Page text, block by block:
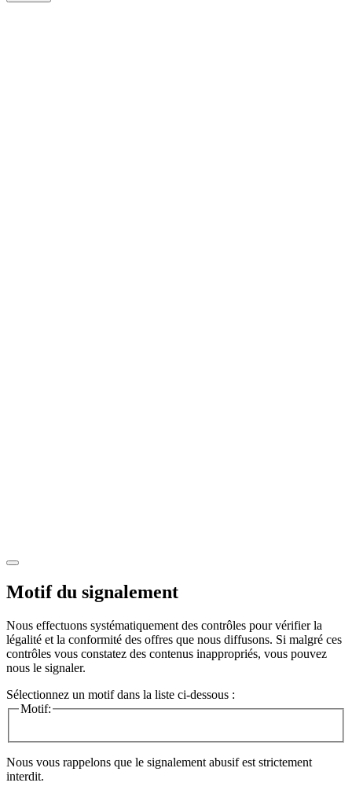
Motif du signalement
Nous effectuons systématiquement des contrôles pour vérifier la
légalité et la conformité des offres que nous diffusons. Si malgré ces
contrôles vous constatez des contenus inappropriés, vous pouvez
nous le signaler.
Sélectionnez un motif dans la liste ci-dessous :
Motif:
Nous vous rappelons que le signalement abusif est strictement
interdit.